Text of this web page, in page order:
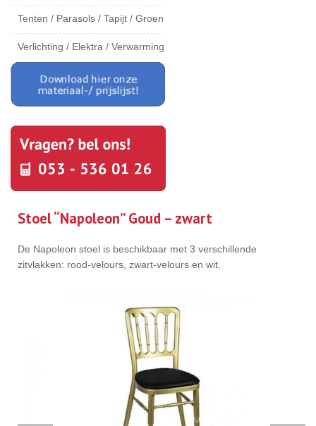
Tenten / Parasols / Tapijt / Groen
Verlichting / Elektra / Verwarming
Stoel “Napoleon” Goud – zwart
De Napoleon stoel is beschikbaar met 3 verschillende
zitvlakken: rood-velours, zwart-velours en wit.